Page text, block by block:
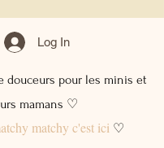
Log In
douceurs pour les minis et
mamans ♡
matchy c'est ici♡